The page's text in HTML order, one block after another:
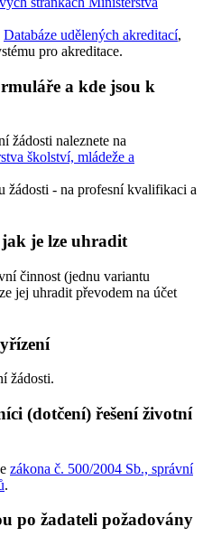
Databáze udělených akreditací,
pro akreditace.
a kde jsou k
žádosti naleznete na
školství, mládeže a
žádosti - na profesní kvalifikaci a
je lze uhradit
činnost (jednu variantu
jej uhradit převodem na účet
žádosti.
(dotčení) řešení životní
zákona č. 500/2004 Sb., správní
.
po žadateli požadovány